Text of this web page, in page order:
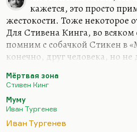
Тургеневу хотелось…
кажется, это просто
жестокости. Тоже
Для Стивена Кинга, во всяком
помним с собачкой Стикен в
конечно, друг человека, но
Душа — это у Тургенева,
всех 3-х его текстах,
«Муму», в рассказе «Собака» и
прозе «Собака» — эта
Кстати говоря, его знаменитые
Мёртвая зона
Стивен Кинг
Муму
Иван Тургенев
Иван Тургенев